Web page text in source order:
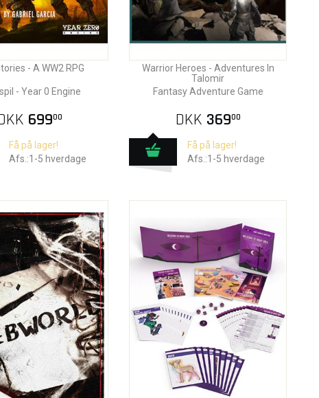
- A WW2 RPG
- Year 0 Engine
69900
Få på lager!
Afs.:1-5 hverdage
Warrior Heroes - Adventures In
Talomir
Fantasy Adventure Game
DKK 36900
Få på lager!
Afs.:1-5 hverdage